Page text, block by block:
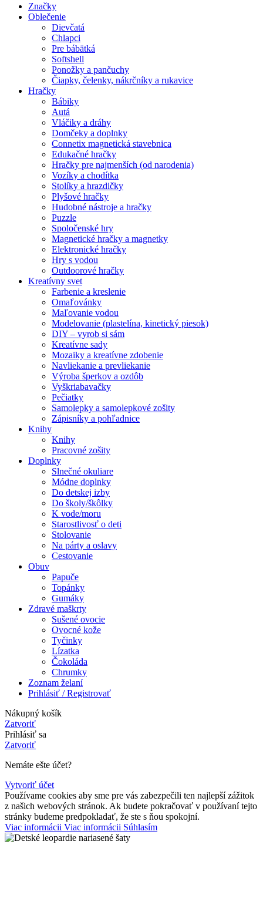
Značky
Oblečenie
Dievčatá
Chlapci
Pre bábätká
Softshell
Ponožky a pančuchy
Čiapky, čelenky, nákrčníky a rukavice
Hračky
Bábiky
Autá
Vláčiky a dráhy
Domčeky a doplnky
Connetix magnetická stavebnica
Edukačné hračky
Hračky pre najmenších (od narodenia)
Vozíky a chodítka
Stolíky a hrazdičky
Plyšové hračky
Hudobné nástroje a hračky
Puzzle
Spoločenské hry
Magnetické hračky a magnetky
Elektronické hračky
Hry s vodou
Outdoorové hračky
Kreatívny svet
Farbenie a kreslenie
Omaľovánky
Maľovanie vodou
Modelovanie (plastelína, kinetický piesok)
DIY – vyrob si sám
Kreatívne sady
Mozaiky a kreatívne zdobenie
Navliekanie a prevliekanie
Výroba šperkov a ozdôb
Vyškriabavačky
Pečiatky
Samolepky a samolepkové zošity
Zápisníky a pohľadnice
Knihy
Knihy
Pracovné zošity
Doplnky
Slnečné okuliare
Módne doplnky
Do detskej izby
Do školy/škôlky
K vode/moru
Starostlivosť o deti
Stolovanie
Na párty a oslavy
Cestovanie
Obuv
Papuče
Topánky
Gumáky
Zdravé maškrty
Sušené ovocie
Ovocné kože
Tyčinky
Lízatka
Čokoláda
Chrumky
Zoznam želaní
Prihlásiť / Registrovať
Nákupný košík
Zatvoriť
Prihlásiť sa
Zatvoriť
Nemáte ešte účet?
Vytvoriť účet
Používame cookies aby sme pre vás zabezpečili ten najlepší zážitok
z našich webových stránok. Ak budete pokračovať v používaní tejto
stránky budeme predpokladať, že ste s ňou spokojní.
Viac informácii Viac informácii Súhlasím